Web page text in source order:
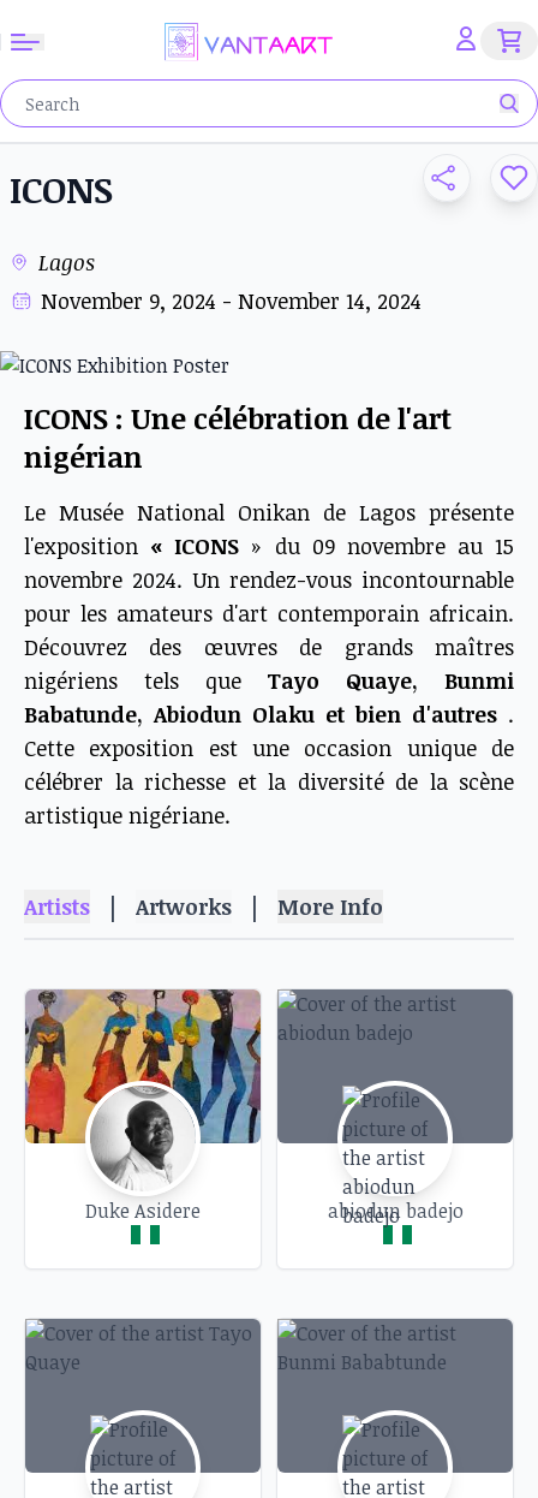
ICONS
Lagos
November 9, 2024 - November 14, 2024
ICONS : Une célébration de l'art
nigérian
Le Musée National Onikan de Lagos présente
l'exposition « ICONS » du 09 novembre au 15
novembre 2024. Un rendez-vous incontournable
pour les amateurs d'art contemporain africain.
Découvrez des œuvres de grands maîtres
nigériens tels que Tayo Quaye, Bunmi
Babatunde, Abiodun Olaku et bien d'autres .
Cette exposition est une occasion unique de
célébrer la richesse et la diversité de la scène
artistique nigériane.
Artists | Artworks | More Info
Duke Asidere abiodun badejo